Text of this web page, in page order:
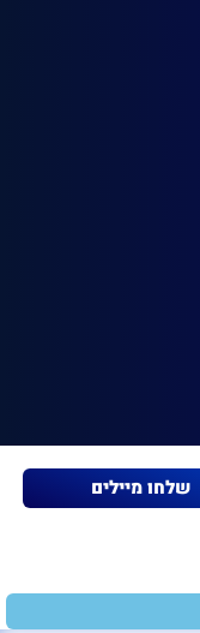
שלחו מיילים